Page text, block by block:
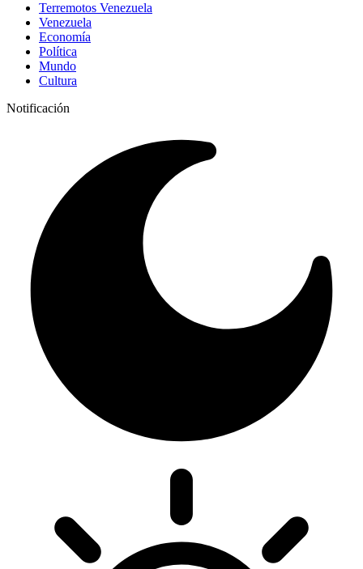
Terremotos Venezuela
Venezuela
Economía
Política
Mundo
Cultura
Notificación